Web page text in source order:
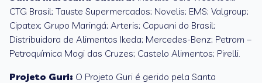
CTG Brasil; Tauste Supermercados; Novelis; EMS; Valgroup;
Cipatex; Grupo Maringá; Arteris; Capuani do Brasil;
Distribuidora de Alimentos Ikeda; Mercedes-Benz; Petrom –
Petroquímica Mogi das Cruzes; Castelo Alimentos; Pirelli.
Projeto Guri: O Projeto Guri é gerido pela Santa